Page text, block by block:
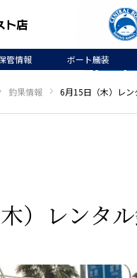
管情報 ボート艤装
釣果情報 6月15日（木）レン
）レンタ